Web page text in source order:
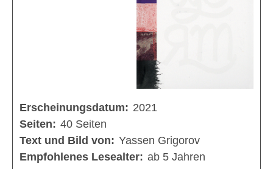
Erscheinungsdatum: 2021
Seiten: 40 Seiten
Text und Bild von: Yassen Grigorov
Empfohlenes Lesealter: ab 5 Jahren